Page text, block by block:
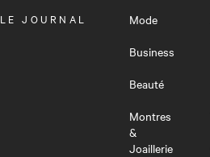
OUVRIR
LE JOURNAL
Mode
Business
Beauté
Montres
&
Joaillerie